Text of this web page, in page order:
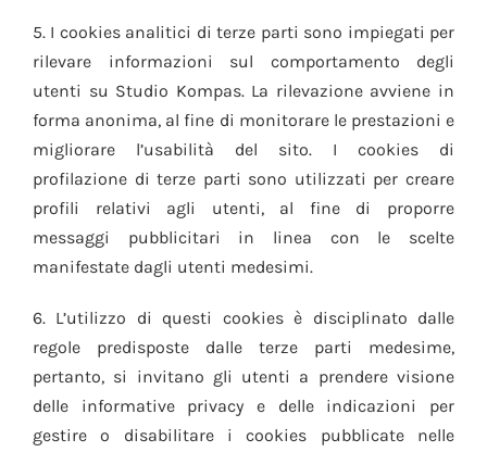
5. I cookies analitici di terze parti sono impiegati per
rilevare informazioni sul comportamento degli
utenti su Studio Kompas. La rilevazione avviene in
forma anonima, al fine di monitorare le prestazioni e
migliorare l’usabilità del sito. I cookies di
profilazione di terze parti sono utilizzati per creare
profili relativi agli utenti, al fine di proporre
messaggi pubblicitari in linea con le scelte
manifestate dagli utenti medesimi.
6. L’utilizzo di questi cookies è disciplinato dalle
regole predisposte dalle terze parti medesime,
pertanto, si invitano gli utenti a prendere visione
delle informative privacy e delle indicazioni per
gestire o disabilitare i cookies pubblicate nelle